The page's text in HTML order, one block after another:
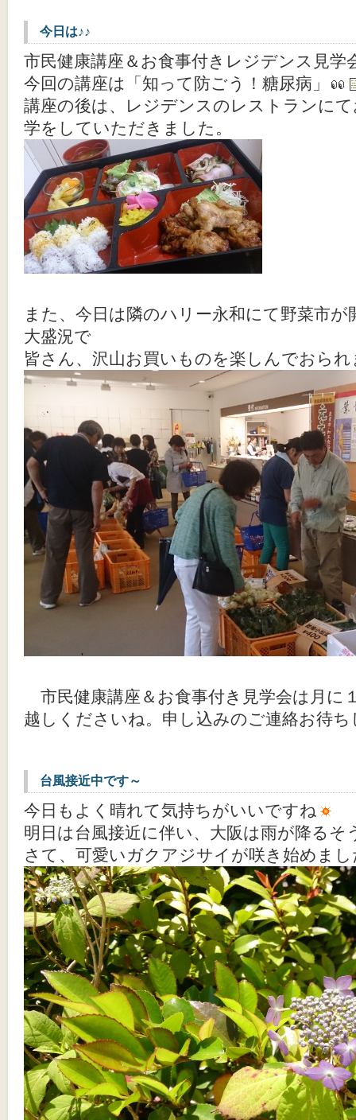
今日は♪♪
市民健康講座＆お食事付きレジデンス見学
今回の講座は「知って防ごう！糖尿病」
講座の後は、レジデンスのレストランに
学をしていただきました。
また、今日は隣のハリー永和にて野菜市が
大盛況で
皆さん、沢山お買いものを楽しんでおら
市民健康講座＆お食事付き見学会は月に
越しくださいね。申し込みのご連絡お待
台風接近中です～
今日もよく晴れて気持ちがいいですね
明日は台風接近に伴い、大阪は雨が降るそ
さて、可愛いガクアジサイが咲き始めまし